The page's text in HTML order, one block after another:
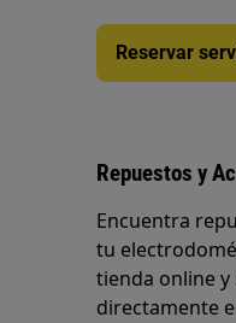
Reservar
Repuestos y
Encuentra
tu
tienda online y
directamente